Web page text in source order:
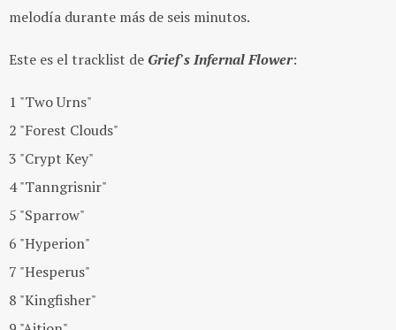
melodía durante más de seis minutos.
Este es el tracklist de Grief's Infernal Flower:
1 "Two Urns"
2 "Forest Clouds"
3 "Crypt Key"
4 "Tanngrisnir"
5 "Sparrow"
6 "Hyperion"
7 "Hesperus"
8 "Kingfisher"